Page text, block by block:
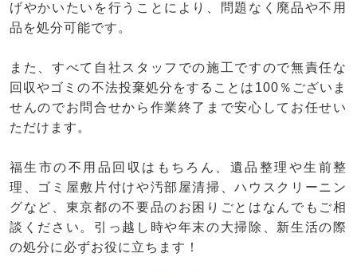
げやかいたいを行うことにより、問題なく廃品や不用
品を処分可能です。
また、すべて自社スタッフでの施工ですので無責任な
回収やゴミの不法投棄処分をすることは100％ございま
せんのでお問合せから作業終了まで安心してお任せい
ただけます。
福生市の不用品回収はもちろん、遺品整理や生前整
理、ゴミ屋敷片付けや汚部屋清掃、ハウスクリーニン
グなど、東京都の不要品のお困りごとはなんでもご相
談ください。引っ越し時や年末の大掃除、新生活の際
の処分に必ずお役に立ちます！